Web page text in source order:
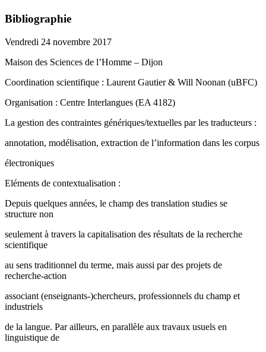
Bibliographie
Vendredi 24 novembre 2017
Maison des Sciences de l’Homme – Dijon
Coordination scientifique : Laurent Gautier & Will Noonan (uBFC)
Organisation : Centre Interlangues (EA 4182)
La gestion des contraintes génériques/textuelles par les traducteurs :
annotation, modélisation, extraction de l’information dans les corpus
électroniques
Eléments de contextualisation :
Depuis quelques années, le champ des translation studies se
structure non
seulement à travers la capitalisation des résultats de la recherche
scientifique
au sens traditionnel du terme, mais aussi par des projets de
recherche-action
associant (enseignants-)chercheurs, professionnels du champ et
industriels
de la langue. Par ailleurs, en parallèle aux travaux usuels en
linguistique de